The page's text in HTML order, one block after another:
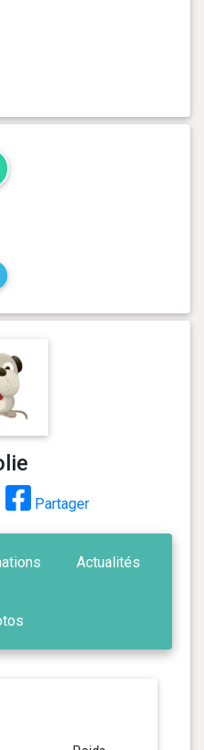
Partager
Actualités